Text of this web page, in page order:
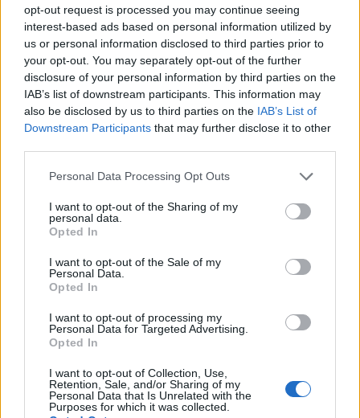
opt-out request is processed you may continue seeing
interest-based ads based on personal information utilized by
us or personal information disclosed to third parties prior to
your opt-out. You may separately opt-out of the further
disclosure of your personal information by third parties on the
IAB’s list of downstream participants. This information may
also be disclosed by us to third parties on the IAB’s List of
Downstream Participants that may further disclose it to other
Please note that this website/app uses one or more Google
not limited to your visit or usage behaviour. You may click to
grant or deny consent to Google and its third-party tags to
use your data for below specified purposes in below Google
consent section.
Personal Data Processing Opt Outs
I want to opt-out of the Sharing of my
personal data.
Opted In
I want to opt-out of the Sale of my
Personal Data.
Opted In
I want to opt-out of processing my
Personal Data for Targeted Advertising.
Opted In
I want to opt-out of Collection, Use,
Retention, Sale, and/or Sharing of my
Personal Data that Is Unrelated with the
Purposes for which it was collected.
Dimitris Mallas
Journalist CNN Greece
Dimitris Theofanous
Managing Director, eTURN
OmniCommerce
12:00 - 12:45
Opening - Welcome remarks
12:45 -